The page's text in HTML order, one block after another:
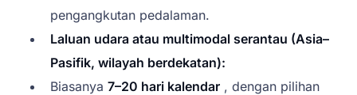
pengangkutan pedalaman.
Laluan udara atau multimodal serantau (Asia–
Pasifik, wilayah berdekatan):
Biasanya 7–20 hari kalendar , dengan pilihan